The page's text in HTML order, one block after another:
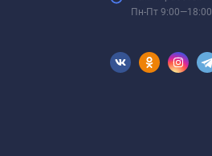
Пн-Пт 9:00—18:00